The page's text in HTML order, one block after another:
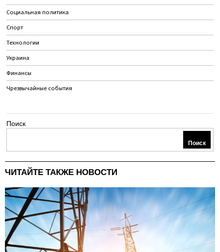
Социальная политика
Спорт
Технологии
Украина
Финансы
Чрезвычайные события
Поиск
Поиск
ЧИТАЙТЕ ТАКЖЕ НОВОСТИ